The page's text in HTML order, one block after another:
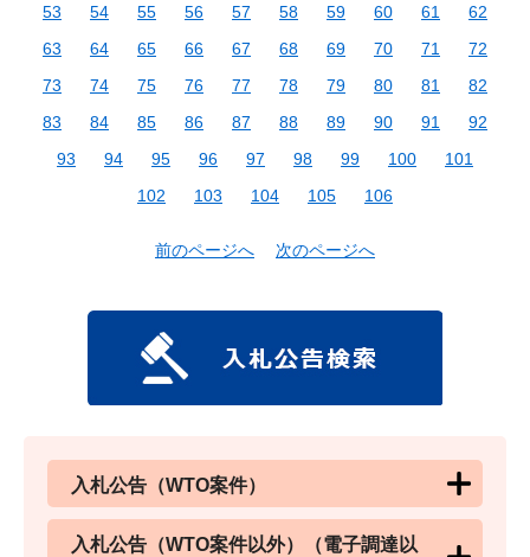
53
54 55 56 57 58 59 60 61
62
63
64 65 66 67 68 69 70 71
72
73
74 75 76 77 78 79 80 81
82
83
84 85 86 87 88 89 90 91
92
93
94 95 96 97 98 99 100
101
102
103 104 105 106
前のページへ 次のページへ
入札公告（WTO案件）
入札公告（WTO案件以外）（電子調達以